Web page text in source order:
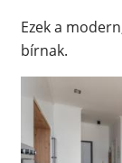
Ezek a
bírnak.